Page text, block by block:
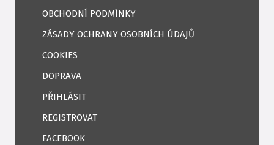
OBCHODNÍ PODMÍNKY
ZÁSADY OCHRANY OSOBNÍCH ÚDAJŮ
COOKIES
DOPRAVA
PŘIHLÁSIT
REGISTROVAT
FACEBOOK